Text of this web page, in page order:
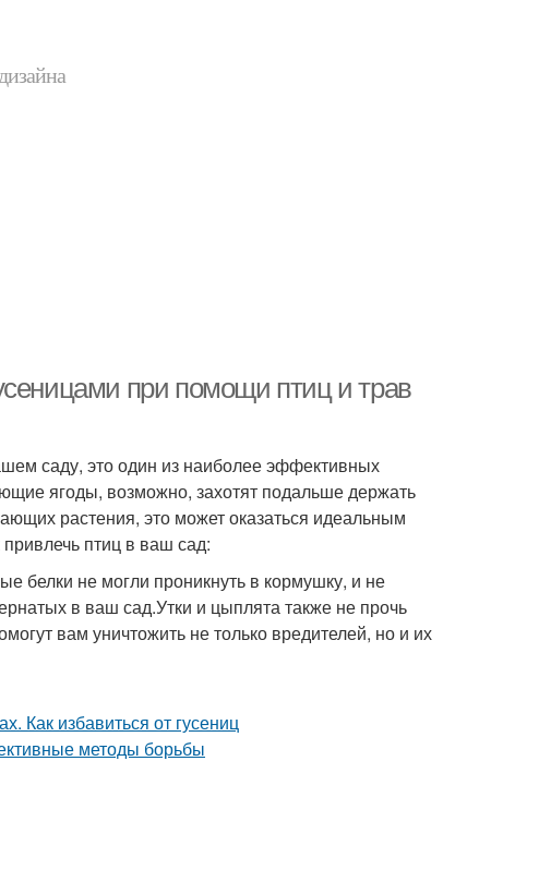
при помощи птиц и трав
саду, это один из наиболее эффективных
ягоды, возможно, захотят подальше держать
растения, это может оказаться идеальным
птиц в ваш сад:
белки не могли проникнуть в кормушку, и не
в ваш сад.Утки и цыплята также не прочь
вам уничтожить не только вредителей, но и их